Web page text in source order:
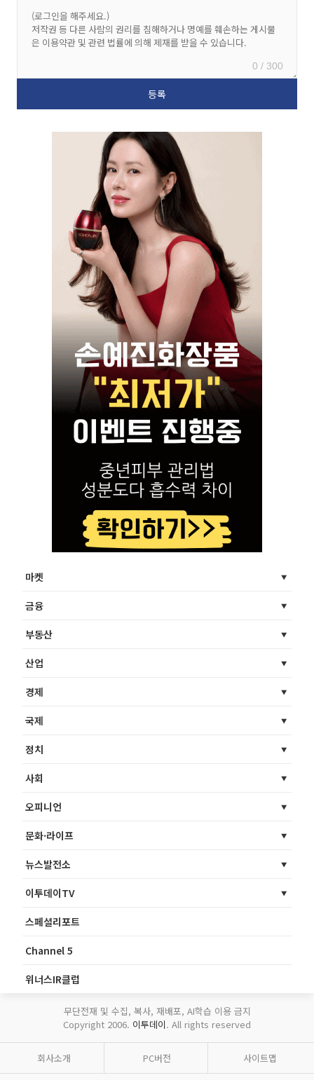
0 / 300
마켓
금융
부동산
산업
경제
국제
정치
사회
오피니언
문화·라이프
뉴스발전소
이투데이TV
스페셜리포트
Channel 5
위너스IR클럽
무단전재 및 수집, 복사, 재배포, AI학습 이용 금지
Copyright 2006. 이투데이. All rights reserved
회사소개 PC버전 사이트맵